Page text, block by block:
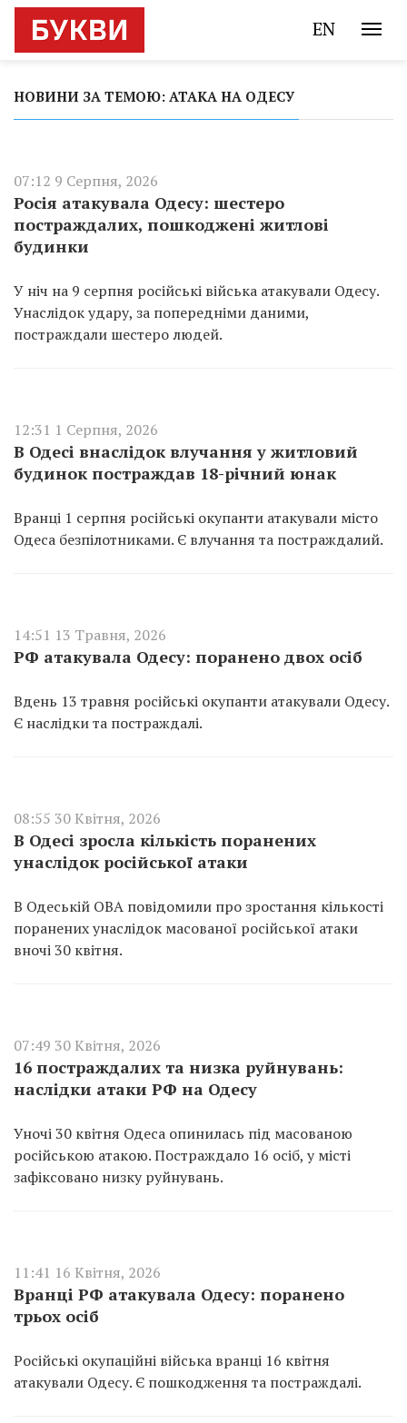
EN
НОВИНИ ЗА ТЕМОЮ: АТАКА НА ОДЕСУ
07:12 9 Серпня, 2026
Росія атакувала Одесу: шестеро
постраждалих, пошкоджені житлові
будинки
У ніч на 9 серпня російські війська атакували Одесу.
Унаслідок удару, за попередніми даними,
постраждали шестеро людей.
12:31 1 Серпня, 2026
В Одесі внаслідок влучання у житловий
будинок постраждав 18-річний юнак
Вранці 1 серпня російські окупанти атакували місто
Одеса безпілотниками. Є влучання та постраждалий.
14:51 13 Травня, 2026
РФ атакувала Одесу: поранено двох осіб
Вдень 13 травня російські окупанти атакували Одесу.
Є наслідки та постраждалі.
08:55 30 Квітня, 2026
В Одесі зросла кількість поранених
унаслідок російської атаки
В Одеській ОВА повідомили про зростання кількості
поранених унаслідок масованої російської атаки
вночі 30 квітня.
07:49 30 Квітня, 2026
16 постраждалих та низка руйнувань:
наслідки атаки РФ на Одесу
Уночі 30 квітня Одеса опинилась під масованою
російською атакою. Постраждало 16 осіб, у місті
зафіксовано низку руйнувань.
11:41 16 Квітня, 2026
Вранці РФ атакувала Одесу: поранено
трьох осіб
Російські окупаційні війська вранці 16 квітня
атакували Одесу. Є пошкодження та постраждалі.